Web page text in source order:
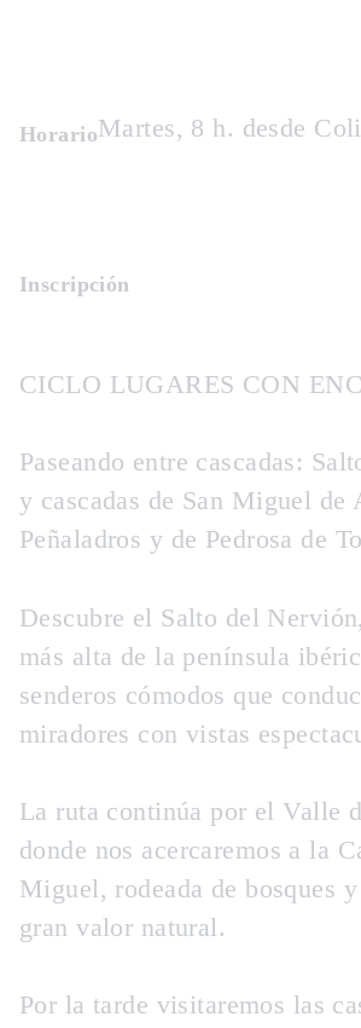
HorarioMartes, 8 h. desde
Inscripción
CICLO LUGARES CON
Paseando entre cascadas:
y cascadas de San Miguel de
Peñaladros y de Pedrosa de
Descubre el Salto del
más alta de la península
senderos cómodos que
miradores con vistas
La ruta continúa por el Valle
donde nos acercaremos a la
Miguel, rodeada de bosques
gran valor natural.
Por la tarde visitaremos las